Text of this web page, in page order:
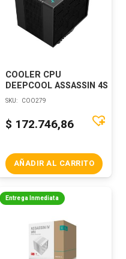
COOLER CPU
DEEPCOOL ASSASSIN 4S
SKU: COO279
$ 172.746,86
AÑADIR AL CARRITO
Entrega Inmediata